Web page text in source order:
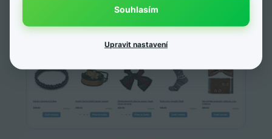
Souhlasím
Upravit nastavení